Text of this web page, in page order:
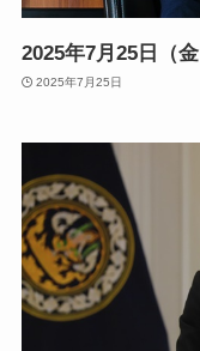
2025年7月25日（
2025年7月25日